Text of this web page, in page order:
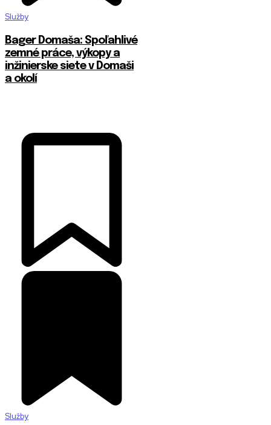
Služby
Bager Domaša: Spoľahlivé
zemné práce, výkopy a
inžinierske siete v Domaši
a okolí
Služby